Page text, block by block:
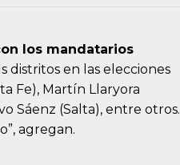
los mandatarios
distritos en las elecciones
Fe), Martín Llaryora
Sáenz (Salta), entre otros.
agregan.